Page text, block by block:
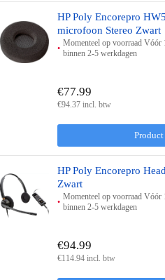
HP Poly Encorepro
microfoon Stereo Zwart
Momenteel op voorraad Vóór
binnen 2-5 werkdagen
€77.99
€94.37 incl. btw
HP Poly Encorepro
Zwart
Momenteel op voorraad Vóór
binnen 2-5 werkdagen
€94.99
€114.94 incl. btw